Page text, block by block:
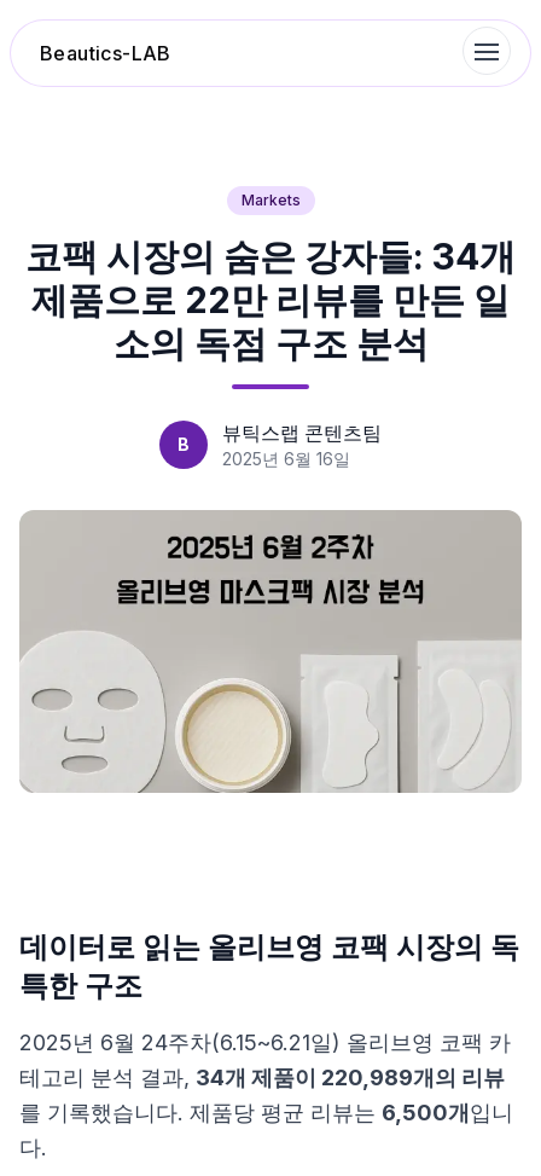
Beautics-LAB
성분분석
나의 스킨케어
제품비교
Login
Markets
코팩 시장의 숨은 강자들: 34개
제품으로 22만 리뷰를 만든 일
소의 독점 구조 분석
B 뷰틱스랩 콘텐츠팀
2025년 6월 16일
데이터로 읽는 올리브영 코팩 시장의 독
특한 구조
2025년 6월 24주차(6.15~6.21일) 올리브영 코팩 카
테고리 분석 결과, 34개 제품이 220,989개의 리뷰
를 기록했습니다. 제품당 평균 리뷰는 6,500개 입니
다.